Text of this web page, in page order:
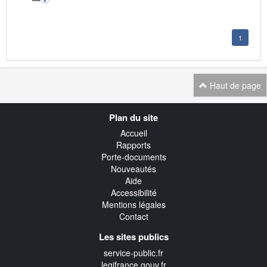
1
Haut de page
Plan du site
Accueil
Rapports
Porte-documents
Nouveautés
Aide
Accessibilité
Mentions légales
Contact
Les sites publics
service-public.fr
legifrance.gouv.fr